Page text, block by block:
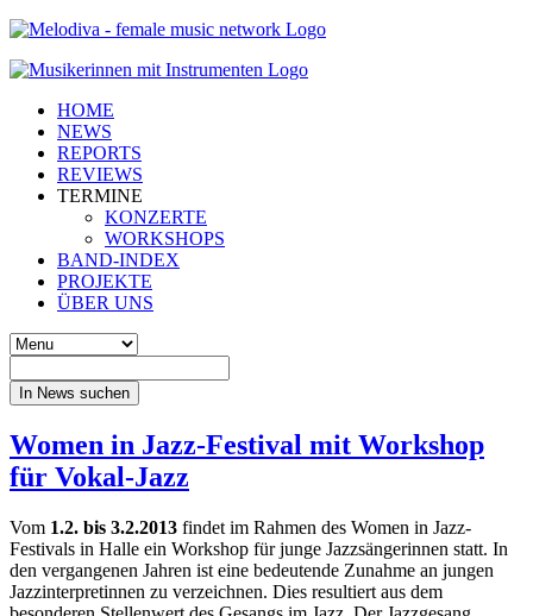
HOME
NEWS
REPORTS
REVIEWS
TERMINE
KONZERTE
WORKSHOPS
BAND-INDEX
PROJEKTE
ÜBER UNS
In News suchen
Women in Jazz-Festival mit Workshop
für Vokal-Jazz
Vom 1.2. bis 3.2.2013 findet im Rahmen des Women in Jazz-
Festivals in Halle ein Workshop für junge Jazzsängerinnen statt. In
den vergangenen Jahren ist eine bedeutende Zunahme an jungen
Jazzinterpretinnen zu verzeichnen. Dies resultiert aus dem